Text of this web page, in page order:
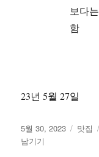
보다
함
23년 5월 27일
작
성
5월 30, 2023
카
맛집
남기기